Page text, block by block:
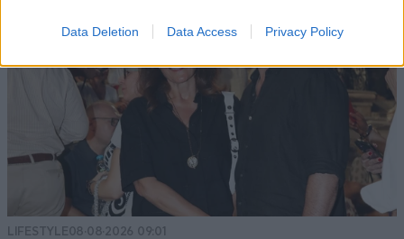
Data Deletion Data Access Privacy Policy
LIFESTYLE08·08·2026 09:01